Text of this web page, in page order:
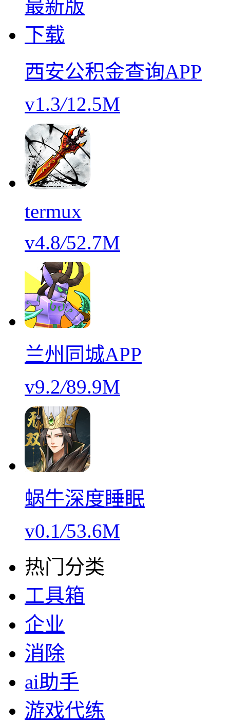
西安公积金查询APP
v1.3/12.5M
termux
v4.8/52.7M
兰州同城APP
v9.2/89.9M
蜗牛深度睡眠
v0.1/53.6M
热门分类
工具箱
企业
消除
ai助手
游戏代练